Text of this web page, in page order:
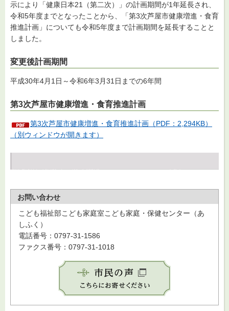
示により「健康日本21（第二次）」の計画期間が1年延長され、
令和5年度までとなったことから、「第3次芦屋市健康増進・食育
推進計画」についても令和5年度まで計画期間を延長することと
しました。
変更後計画期間
平成30年4月1日～令和6年3月31日までの6年間
第3次芦屋市健康増進・食育推進計画
第3次芦屋市健康増進・食育推進計画（PDF：2,294KB）
（別ウィンドウが開きます）
お問い合わせ
こども福祉部こども家庭室こども家庭・保健センター（あ
しふく）
電話番号：0797-31-1586
ファクス番号：0797-31-1018